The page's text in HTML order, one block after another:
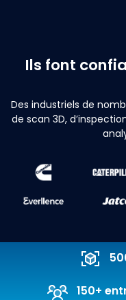
Ils font
Des industriels de
de scan 3D,
150+